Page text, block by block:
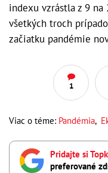
indexu vzrástla z 9 na
všetkých troch
začiatku pandémie
1
Viac o téme: Pandémia,
Pridajte si
preferované